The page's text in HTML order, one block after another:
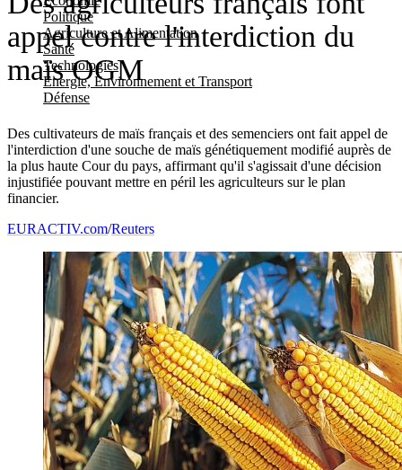
Politique
Agriculture et Alimentation
Santé
Technologies
Energie, Environnement et Transport
Défense
appel contre l'interdiction du
maïs OGM
Des cultivateurs de maïs français et des semenciers ont fait appel de
l'interdiction d'une souche de maïs génétiquement modifié auprès de
la plus haute Cour du pays, affirmant qu'il s'agissait d'une décision
injustifiée pouvant mettre en péril les agriculteurs sur le plan
financier.
EURACTIV.com/Reuters